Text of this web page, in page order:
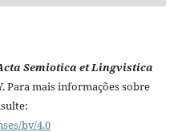
Semiotica et Lingvistica
Para mais informações sobre
by/4.0